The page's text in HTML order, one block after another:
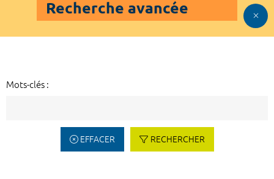
Recherche avancée
Mots-clés :
EFFACER RECHERCHER